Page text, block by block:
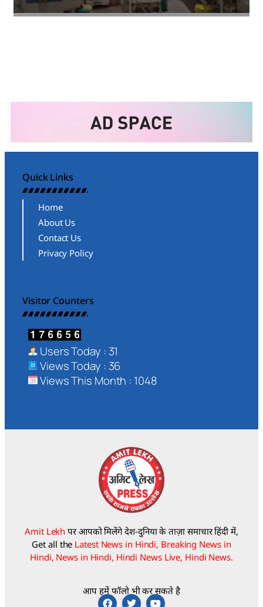
Amit Lekh
Quick Links
Home
About Us
Contact Us
Privacy Policy
Visitor Counters
Users Today : 31
Views Today : 36
Views This Month : 1048
Amit Lekh पर आपको मिलेंगे देश-दुनिया के ताज़ा समाचार हिंदी में,
Get all the Latest News in Hindi, Breaking News in
Hindi, News in Hindi, Hindi News Live, Hindi News.
आप हमें फॉलो भी कर सकते है